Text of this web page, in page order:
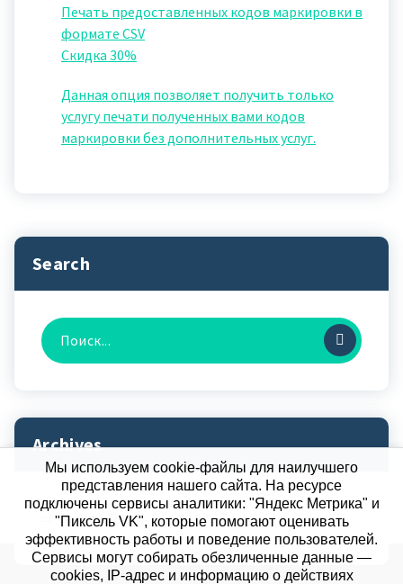
Печать предоставленных кодов маркировки в
формате CSV
Скидка 30%
Данная опция позволяет получить только
услугу печати полученных вами кодов
маркировки без дополнительных услуг.
Search
Найти:
Archives
Январь 2024
Мы используем cookie-файлы для наилучшего
представления нашего сайта. На ресурсе
подключены сервисы аналитики: "Яндекс Метрика" и
"Пиксель VK", которые помогают оценивать
эффективность работы и поведение пользователей.
Сервисы могут собирать обезличенные данные —
cookies, IP-адрес и информацию о действиях